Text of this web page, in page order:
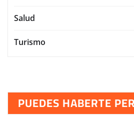
Salud
Turismo
PUEDES HABERTE